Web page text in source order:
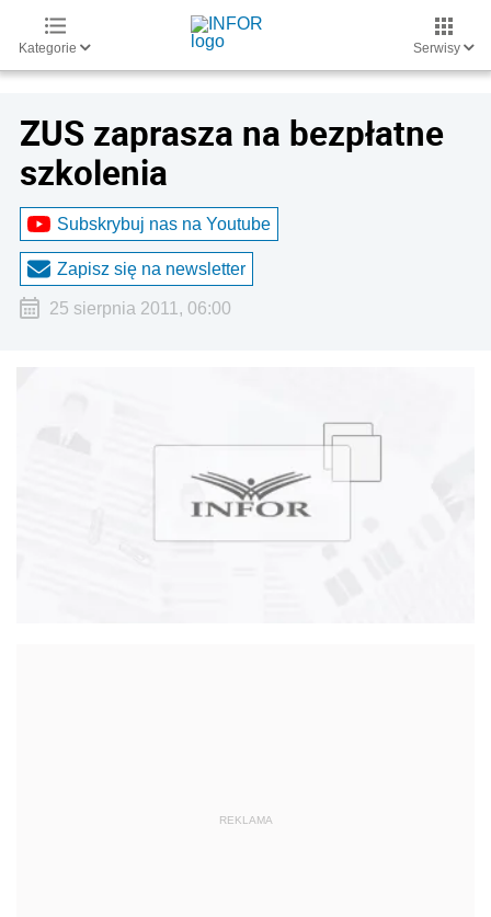
Kategorie Serwisy
ZUS zaprasza na bezpłatne
szkolenia
Subskrybuj nas na Youtube
Zapisz się na newsletter
25 sierpnia 2011, 06:00